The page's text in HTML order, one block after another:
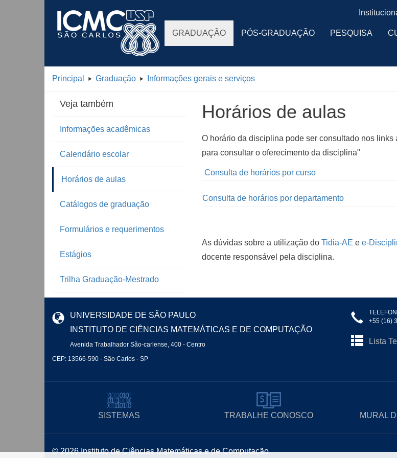
GRADUAÇÃO PÓS-GRADUAÇÃO PESQUISA
Principal Graduação Informações gerais e serviços
Veja também
Informações acadêmicas
Calendário escolar
Horários de aulas
Catálogos de graduação
Formulários e requerimentos
Estágios
Trilha Graduação-Mestrado
Horários de aulas
O horário da disciplina pode ser consultado nos
para consultar o oferecimento da disciplina"
Consulta de horários por curso
Consulta de horários por departamento
As dúvidas sobre a utilização do Tidia-AE e e-
docente responsável pela disciplina.
UNIVERSIDADE DE SÃO PAULO
INSTITUTO DE CIÊNCIAS MATEMÁTICAS E DE COMPUTAÇÃO
Avenida Trabalhador São-carlense, 400 - Centro
CEP: 13566-590 - São Carlos - SP
+55 (16)
Lista
SISTEMAS TRABALHE CONOSCO MURAL
© 2026 Instituto de Ciências Matemáticas e de Computação